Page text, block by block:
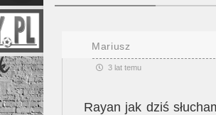
Mariusz
3 lat temu
Rayan jak dziś